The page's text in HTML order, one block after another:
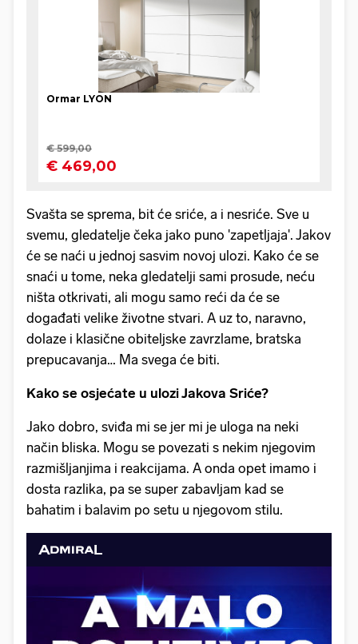
Svašta se sprema, bit će sriće, a i nesriće. Sve u
svemu, gledatelje čeka jako puno 'zapetljaja'. Jakov
će se naći u jednoj sasvim novoj ulozi. Kako će se
snaći u tome, neka gledatelji sami prosude, neću
ništa otkrivati, ali mogu samo reći da će se
događati velike životne stvari. A uz to, naravno,
dolaze i klasične obiteljske zavrzlame, bratska
prepucavanja… Ma svega će biti.
Kako se osjećate u ulozi Jakova Sriće?
Jako dobro, sviđa mi se jer mi je uloga na neki
način bliska. Mogu se povezati s nekim njegovim
razmišljanjima i reakcijama. A onda opet imamo i
dosta razlika, pa se super zabavljam kad se
bahatim i balavim po setu u njegovom stilu.